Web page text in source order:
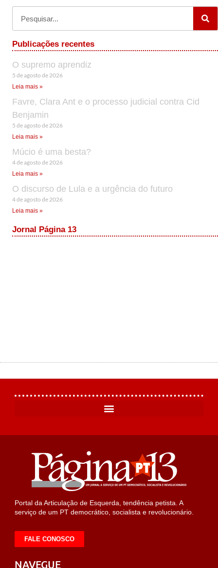
Publicações recentes
O supremo aprendiz
5 de agosto de 2026
Leia mais »
Favre, Clara Ant e o processo judicial contra Cid
Benjamin
5 de agosto de 2026
Leia mais »
Múcio é uma besta?
4 de agosto de 2026
Leia mais »
O discurso de Lula e a urgência do futuro
4 de agosto de 2026
Leia mais »
Jornal Página 13
Portal da Articulação de Esquerda, tendência petista. A
serviço de um PT democrático, socialista e revolucionário.
FALE CONOSCO
NAVEGUE